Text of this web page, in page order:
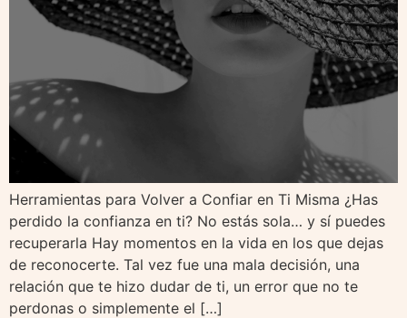
Herramientas para Volver a Confiar en Ti Misma ¿Has
perdido la confianza en ti? No estás sola… y sí puedes
recuperarla Hay momentos en la vida en los que dejas
de reconocerte. Tal vez fue una mala decisión, una
relación que te hizo dudar de ti, un error que no te
perdonas o simplemente el […]